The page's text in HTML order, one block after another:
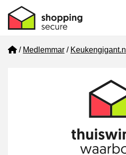
Home
Medlemmar Keukengigant.nl